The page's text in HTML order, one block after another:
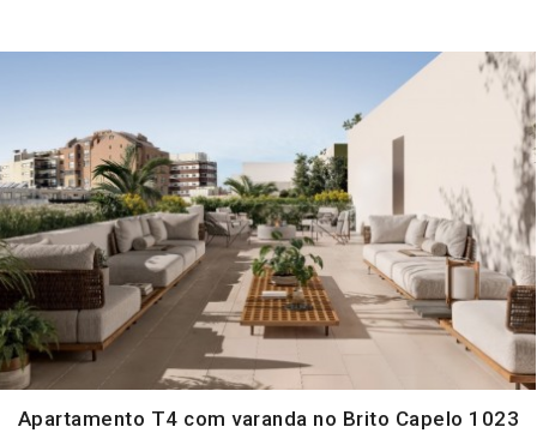
Apartamento T4 com varanda no Brito Capelo 1023